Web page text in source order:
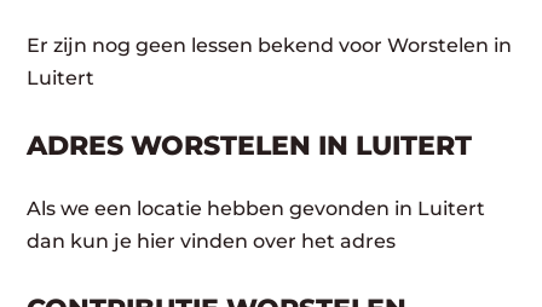
Er zijn nog geen lessen bekend voor Worstelen in
Luitert
ADRES WORSTELEN IN LUITERT
Als we een locatie hebben gevonden in Luitert
dan kun je hier vinden over het adres